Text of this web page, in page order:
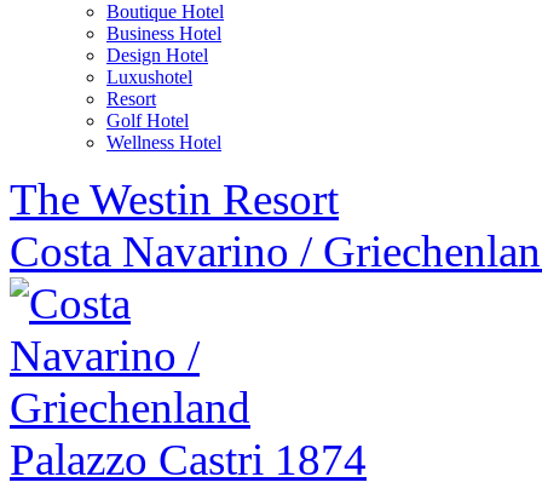
Boutique Hotel
Business Hotel
Design Hotel
Luxushotel
Resort
Golf Hotel
Wellness Hotel
The Westin Resort
Costa Navarino /
Palazzo Castri 1874